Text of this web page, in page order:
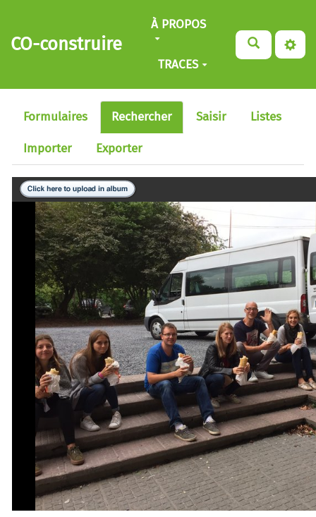
Aller au contenu principal
CO-construire
À PROPOS
TRACES
Formulaires Rechercher Saisir Listes
Importer Exporter